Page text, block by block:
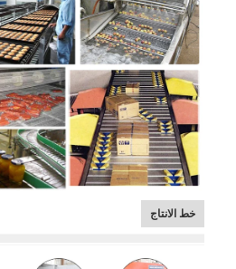
حزام شبكي من الستانلس ستيل
شبكة الأسلاك الحلزونية
شبكة سلكية درجة حرارة عالية
حزام شبكة الغذاء
حزام النقل على شكل قرص العسل
لوحة سلسلة ناقل
خط الانتاج